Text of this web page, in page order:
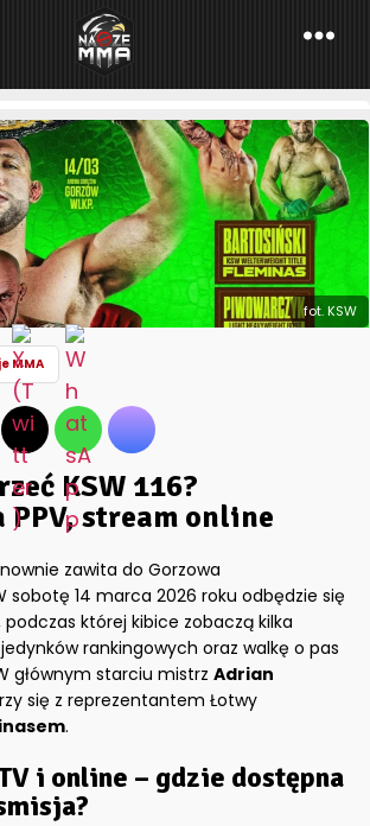
NaszeMMA
»Gdzie obejrzeć KSW 116? Transmisja
fot. KSW
MMA
KSW 116?
PPV, stream online
zawita do Gorzowa
sobotę 14 marca 2026 roku odbędzie się
podczas której kibice zobaczą kilka
rankingowych oraz walkę o pas
głównym starciu mistrzAdrian
się z reprezentantem Łotwy
.
i online – gdzie dostępna